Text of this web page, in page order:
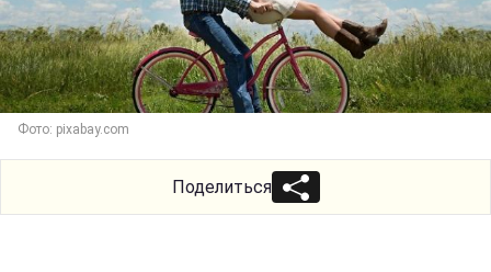
Фото: pixabay.com
Поделиться